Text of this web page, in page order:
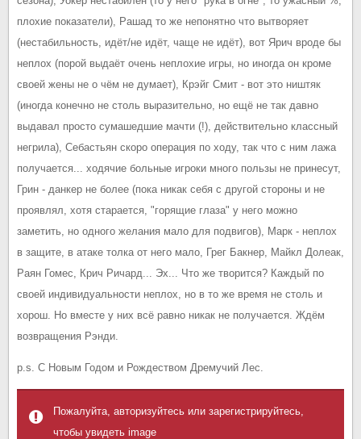
плохие показатели), Рашад то же непонятно что вытворяет
(нестабильность, идёт/не идёт, чаще не идёт), вот Ярич вроде бы
неплох (порой выдаёт очень неплохие игры, но иногда он кроме
своей жены не о чём не думает), Крэйг Смит - вот это ништяк
(иногда конечно не столь выразительно, но ещё не так давно
выдавал просто сумашедшие мачти (!), действительно классный
негрила), Себастьян скоро операция по ходу, так что с ним лажа
получается... ходячие больные игроки много пользы не принесут,
Грин - данкер не более (пока никак себя с другой стороны и не
проявлял, хотя старается, "горящие глаза" у него можно
заметить, но одного желания мало для подвигов), Марк - неплох
в защите, в атаке толка от него мало, Грег Бакнер, Майкл Долеак,
Раян Гомес, Крич Ричард... Эх... Что же творится? Каждый по
своей индивидуальности неплох, но в то же время не столь и
хорош. Но вместе у них всё равно никак не получается. Ждём
возвращения Рэнди.
p.s. С Новым Годом и Рождеством Дремучий Лес.
Пожалуйта, авторизуйтесь или зарегистрируйтесь,
чтобы увидеть image